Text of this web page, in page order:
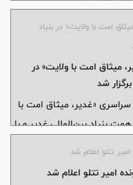
با دنیای امروز سخن
تنهایی، انزوا و بحران
امت با ولایت» در بنیاد
میثاق امت با ولایت» در
شد
«غدیر، میثاق امت با
چهارشنبه ۱۳ خردادماه ۱۴۰۵ به همت بنیاد بین‌المللی غدیر و با
امور خارجه، وزارت فرهنگ
اسلامی برگزار شد.
تتلو اعلام شد
امیر تتلو اعلام شد